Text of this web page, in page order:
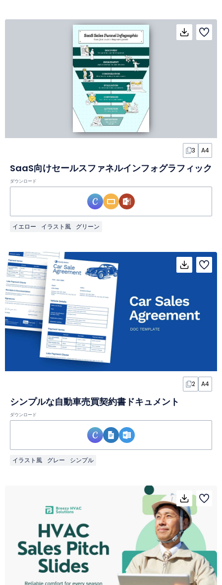
3 A4
SaaS向けセールスファネルインフォグラフィック
ダウンロード
イエロー イラスト風 グリーン
2 A4
シンプルな自動車売買契約書ドキュメント
ダウンロード
イラスト風 グレー シンプル